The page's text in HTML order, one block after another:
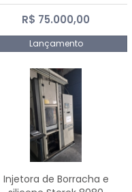
R$ 75.000,00
Lançamento
Injetora de Borracha e